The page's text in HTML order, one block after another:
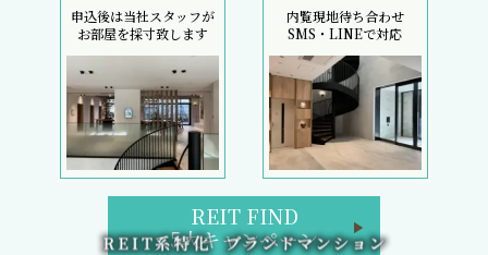
申込後は当社スタッフが
お部屋を採寸致します
内覧現地待ち合わせ
SMS・LINEで対応
REIT FIND
5大キャンペーン